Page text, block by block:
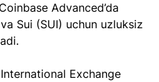
Advanced’da
Sui (SUI) uchun uzluksiz
Exchange